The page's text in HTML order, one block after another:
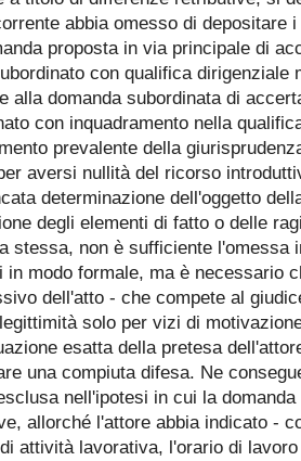
abbia omesso di depositare
proposta in via principale di
con qualifica dirigenziale
alla domanda subordinata di
con inquadramento nella
prevalente della
aversi nullità del ricorso
determinazione dell'oggetto
degli elementi di fatto o delle
stessa, non è sufficiente l'omessa
in modo formale, ma è necessario
dell'atto - che compete al
solo per vizi di
esatta della pretesa
una compiuta difesa. Ne
nell'ipotesi in cui la
allorché l'attore abbia indicato -
attività lavorativa, l'orario di